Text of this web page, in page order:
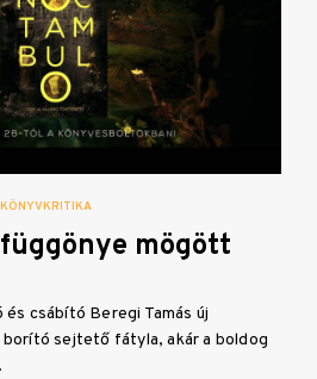
KÖNYVKRITIKA
mögött
csábító Beregi Tamás új
borító sejtető fátyla, akár a boldog